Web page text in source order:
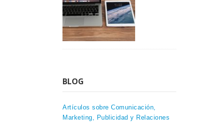
BLOG
Artículos sobre Comunicación,
Marketing, Publicidad y Relaciones